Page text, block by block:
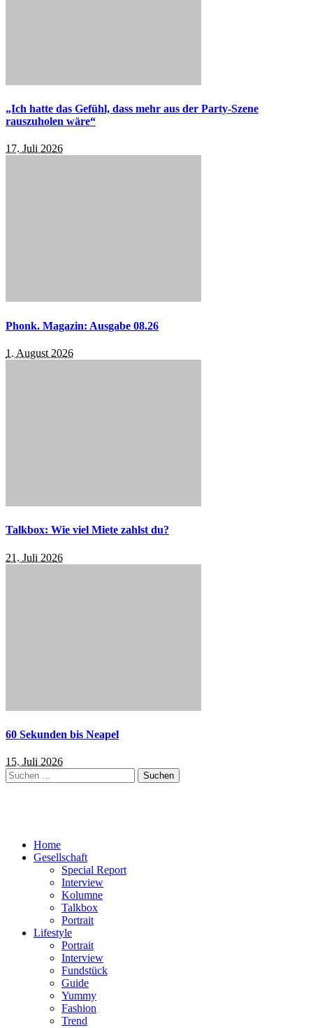
„Ich hatte das Gefühl, dass mehr aus der Party-Szene
rauszuholen wäre“
17. Juli 2026
Phonk. Magazin: Ausgabe 08.26
1. August 2026
Talkbox: Wie viel Miete zahlst du?
21. Juli 2026
60 Sekunden bis Neapel
15. Juli 2026
Suchen
nach:
Home
Gesellschaft
Special Report
Interview
Kolumne
Talkbox
Portrait
Lifestyle
Portrait
Interview
Fundstück
Guide
Yummy
Fashion
Trend